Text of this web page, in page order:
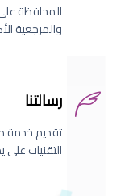
المحافظة
والمرجعية
رسالتنا
تقديم خدمة
التقنيات على